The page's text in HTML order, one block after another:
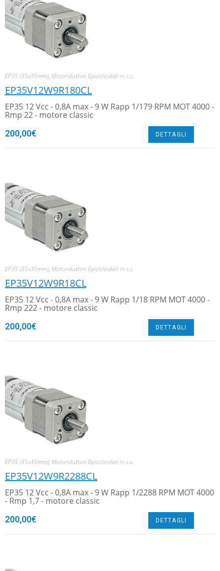
EP35 (35x35mm), Motoriduttori Epicicloidali in c.c.
EP35V12W9R180CL
EP35 12 Vcc - 0,8A max - 9 W Rapp 1/179 RPM MOT 4000 -
Rmp 22 - motore classic
200,00€ DETTAGLI
EP35 (35x35mm), Motoriduttori Epicicloidali in c.c.
EP35V12W9R18CL
EP35 12 Vcc - 0,8A max - 9 W Rapp 1/18 RPM MOT 4000 -
Rmp 222 - motore classic
200,00€ DETTAGLI
EP35 (35x35mm), Motoriduttori Epicicloidali in c.c.
EP35V12W9R2288CL
EP35 12 Vcc - 0,8A max - 9 W Rapp 1/2288 RPM MOT 4000
- Rmp 1,7 - motore classic
200,00€ DETTAGLI